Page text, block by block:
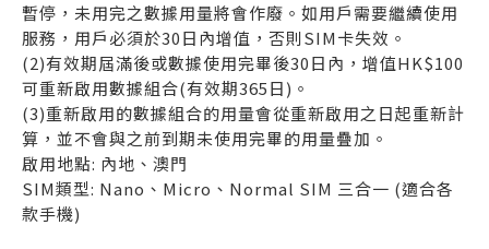
暫停，未用完之數據用量將會作廢。如用戶需要繼續使用
服務，用戶必須於30日內增值，否則SIM卡失效。
(2)有效期屆滿後或數據使用完畢後30日內，增值HK$100
可重新啟用數據組合(有效期365日)。
(3)重新啟用的數據組合的用量會從重新啟用之日起重新計
算，並不會與之前到期未使用完畢的用量疊加。
啟用地點: 內地、澳門
SIM類型: Nano、Micro、Normal SIM 三合一 (適合各
款手機)